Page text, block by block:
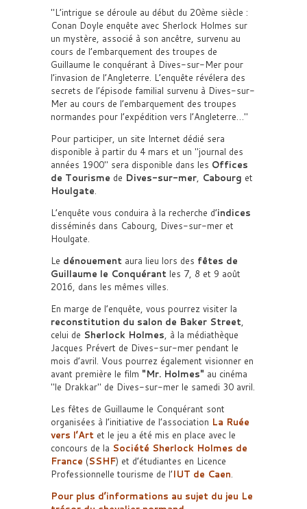
L’intrigue se déroule au début du 20ème siècle :
Conan Doyle enquête avec Sherlock Holmes sur
un mystère, associé à son ancêtre, survenu au
cours de l’embarquement des troupes de
Guillaume le conquérant à Dives-sur-Mer pour
l’invasion de l’Angleterre. L’enquête révélera des
secrets de l’épisode familial survenu à Dives-sur-
Mer au cours de l’embarquement des troupes
normandes pour l’expédition vers l’Angleterre…
Pour participer, un site Internet dédié sera
disponible à partir du 4 mars et un
journal des
années 1900
sera disponible dans les Offices
de Tourisme de Dives-sur-mer, Cabourg et
Houlgate.
L’enquête vous conduira à la recherche d’indices
disséminés dans Cabourg, Dives-sur-mer et
Houlgate.
Le dénouement aura lieu lors des fêtes de
Guillaume le Conquérant les 7, 8 et 9 août
2016, dans les mêmes villes.
En marge de l’enquête, vous pourrez visiter la
reconstitution du salon de Baker Street,
celui de Sherlock Holmes, à la médiathèque
Jacques Prévert de Dives-sur-mer pendant le
mois d’avril. Vous pourrez également visionner en
avant première le film
Mr. Holmes
au cinéma
le Drakkar
de Dives-sur-mer le samedi 30 avril.
Les fêtes de Guillaume le Conquérant sont
organisées à l’initiative de l’association La Ruée
vers l’Art et le jeu a été mis en place avec le
concours de la Société Sherlock Holmes de
France (SSHF) et d’étudiantes en Licence
Professionnelle tourisme de l’IUT de Caen.
Pour plus d’informations au sujet du jeu Le